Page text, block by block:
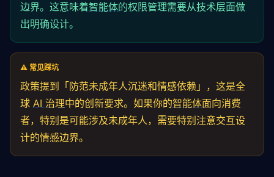
边界。这意味着智能体的权限管理需要从技术层面做
出明确设计。
⚠️ 常见踩坑
政策提到「防范未成年人沉迷和情感依赖」，这是全
球 AI 治理中的创新要求。如果你的智能体面向消费
者，特别是可能涉及未成年人，需要特别注意交互设
计的情感边界。